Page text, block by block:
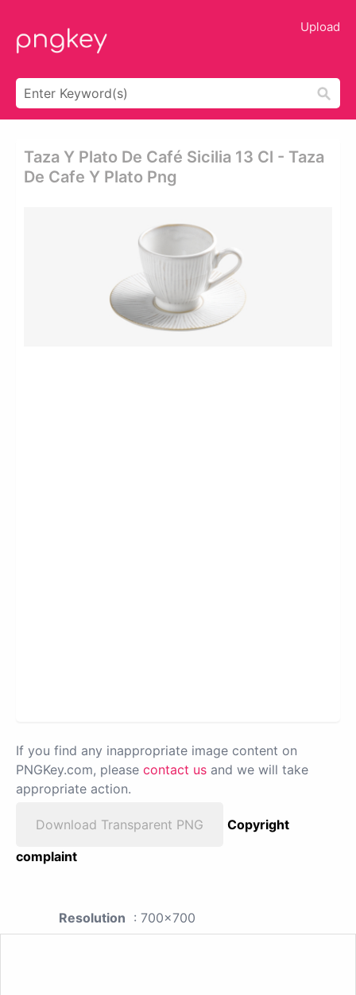
Upload
Taza Y Plato De Café Sicilia 13 Cl - Taza
De Cafe Y Plato Png
If you find any inappropriate image content on
PNGKey.com, please contact us and we will take
appropriate action.
Download Transparent PNG
Copyright
complaint
Resolution : 700x700